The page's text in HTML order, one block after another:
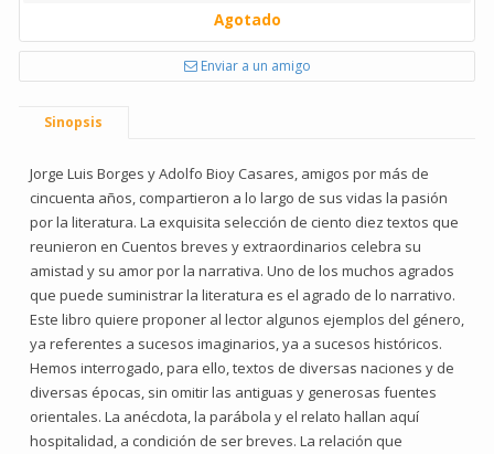
Agotado
Enviar a un amigo
Sinopsis
Jorge Luis Borges y Adolfo Bioy Casares, amigos por más de
cincuenta años, compartieron a lo largo de sus vidas la pasión
por la literatura. La exquisita selección de ciento diez textos que
reunieron en Cuentos breves y extraordinarios celebra su
amistad y su amor por la narrativa. Uno de los muchos agrados
que puede suministrar la literatura es el agrado de lo narrativo.
Este libro quiere proponer al lector algunos ejemplos del género,
ya referentes a sucesos imaginarios, ya a sucesos históricos.
Hemos interrogado, para ello, textos de diversas naciones y de
diversas épocas, sin omitir las antiguas y generosas fuentes
orientales. La anécdota, la parábola y el relato hallan aquí
hospitalidad, a condición de ser breves. La relación que